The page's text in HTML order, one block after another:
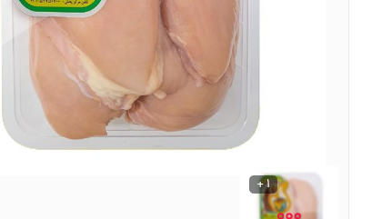
نوشیدنی ها
روشنایی و الکتریکی
1 +